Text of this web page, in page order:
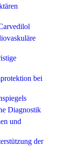
bei
Diagnostik
und
der